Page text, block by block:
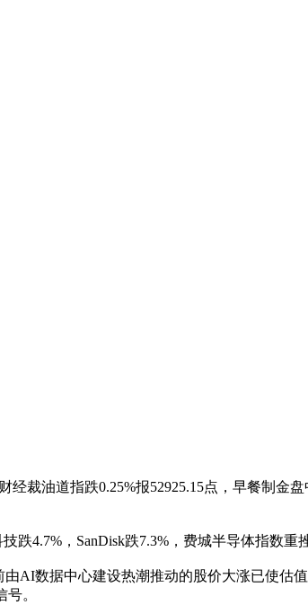
经裁油道指跌0.25%报52925.15点，早餐制
4.7%，SanDisk跌7.3%，费城半导体指数重挫
AI数据中心建设热潮推动的股价大涨已使估
。